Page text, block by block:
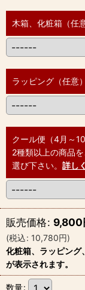
木箱、化粧箱（任
ラッピング（任意）
クール便（4月～10
2種類以上の商品
選び下さい。 詳し
販売価格: 9,800
(税込: 10,780円)
化粧箱、ラッピング
が表示されます。
数量: